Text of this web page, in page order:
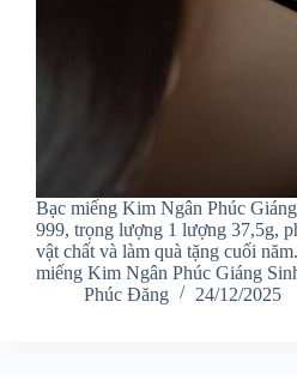
Bạc miếng Kim Ngân Phúc
999, trọng lượng 1 lượng 37,5g,
vật chất và làm quà tặng cuối
miếng Kim Ngân Phúc Giáng
Phúc Đăng
24/12/2025